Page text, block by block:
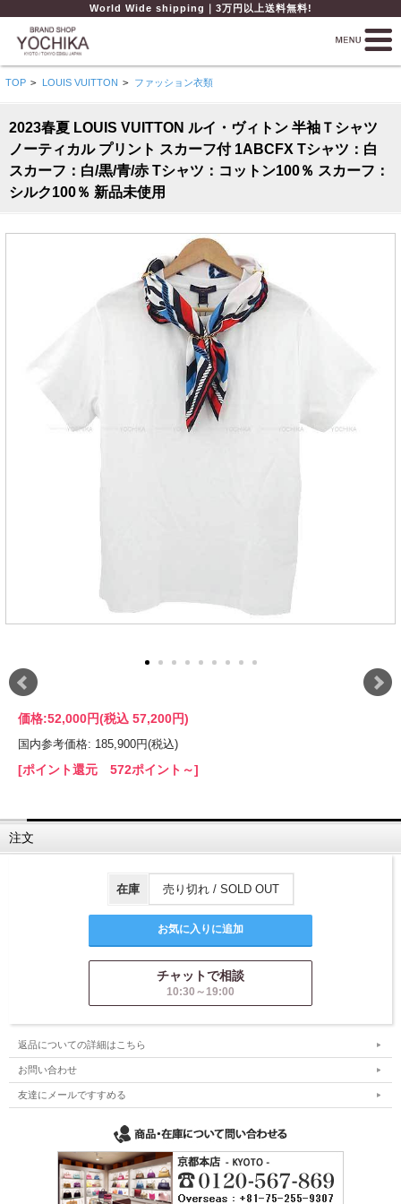
World Wide shipping｜3万円以上送料無料!
TOP > LOUIS VUITTON > ファッション衣類
2023春夏 LOUIS VUITTON ルイ・ヴィトン 半袖Ｔシャツ
ノーティカル プリント スカーフ付 1ABCFX Tシャツ：白
スカーフ：白/黒/青/赤 Tシャツ：コットン100％ スカーフ：
シルク100％ 新品未使用
価格:52,000円(税込 57,200円)
国内参考価格: 185,900円(税込)
[ポイント還元 572ポイント～]
注文
在庫 売り切れ / SOLD OUT
チャットで相談
10:30～19:00
返品についての詳細はこちら
お問い合わせ
友達にメールですすめる